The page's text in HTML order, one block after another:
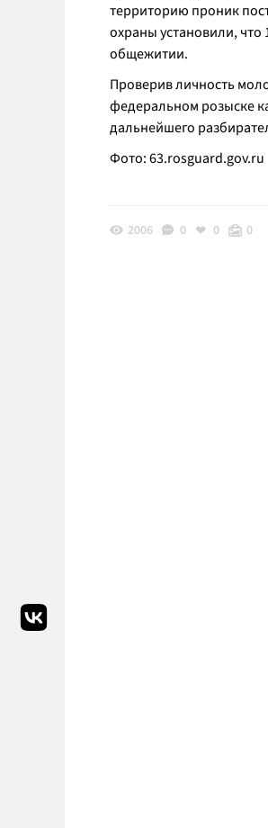
территорию проник
охраны установили,
общежитии.
Проверив личность
федеральном розыске
дальнейшего
Фото: 63.rosguard.gov.ru
2006 0 0 0